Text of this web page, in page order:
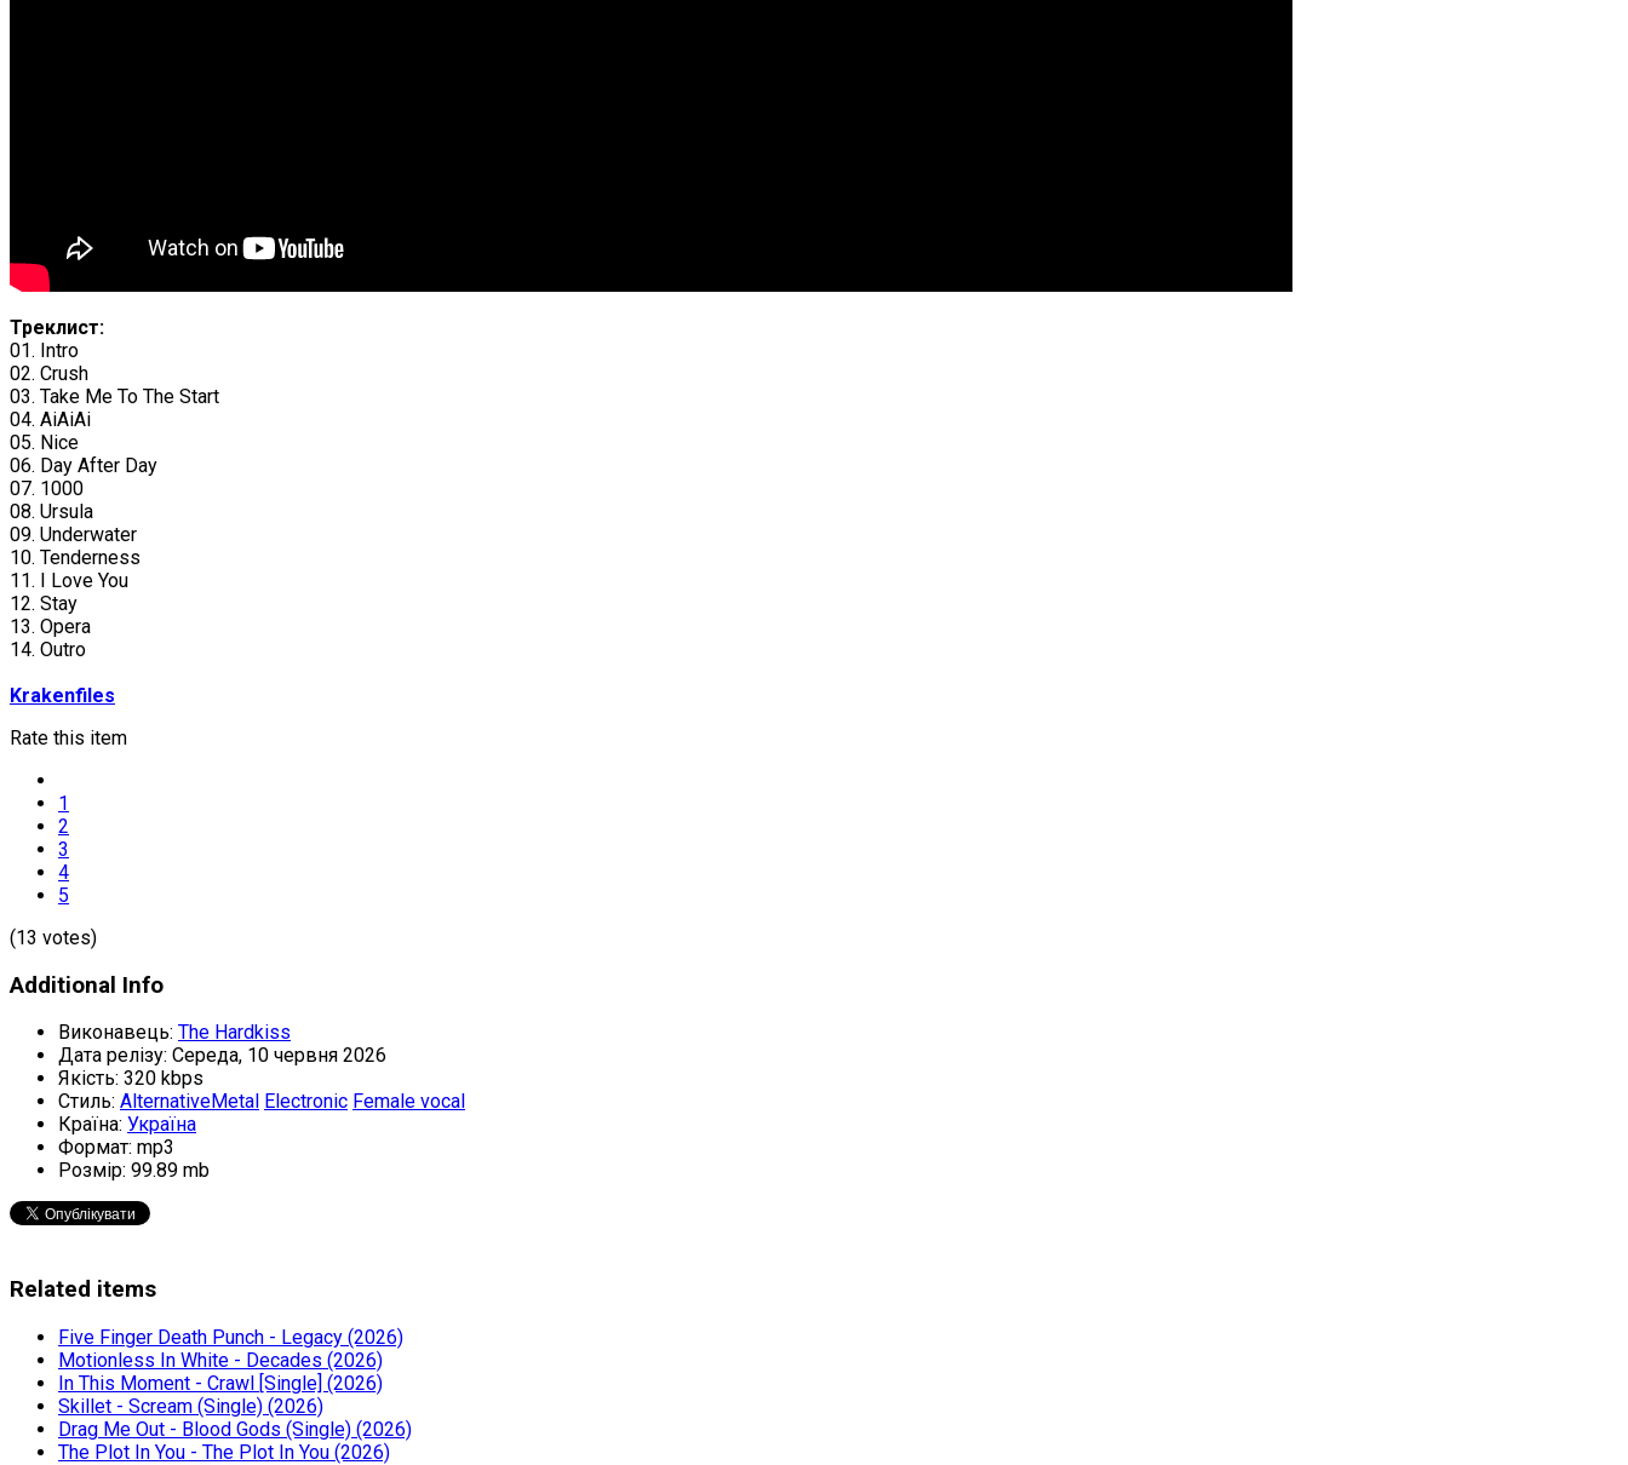
Треклист:
01. Intro
02. Crush
03. Take Me To The Start
04. AiAiAi
05. Nice
06. Day After Day
07. 1000
08. Ursula
09. Underwater
10. Tenderness
11. I Love You
12. Stay
13. Opera
14. Outro
Krakenfiles
Rate this item
1
2
3
4
5
(13 votes)
Additional Info
Виконавець: The Hardkiss
Дата релізу: Середа, 10 червня 2026
Якість: 320 kbps
Стиль: AlternativeMetal Electronic Female vocal
Країна: Україна
Формат: mp3
Розмір: 99.89 mb
Related items
Five Finger Death Punch - Legacy (2026)
Motionless In White - Decades (2026)
In This Moment - Crawl [Single] (2026)
Skillet - Scream (Single) (2026)
Drag Me Out - Blood Gods (Single) (2026)
The Plot In You - The Plot In You (2026)